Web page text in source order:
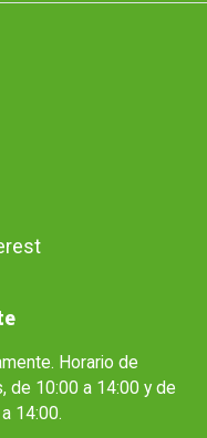
Horario de
de 10:00 a 14:00 y de
14:00.